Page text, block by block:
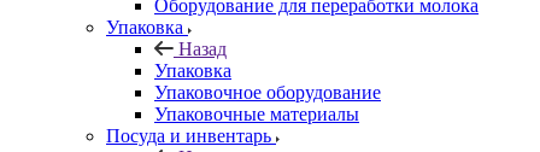
Оборудование для переработки молока
Упаковка
Назад
Упаковка
Упаковочное оборудование
Упаковочные материалы
Посуда и инвентарь